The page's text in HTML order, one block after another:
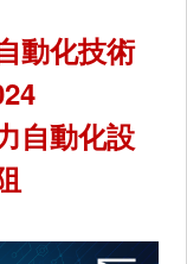
動化技術
自動化設